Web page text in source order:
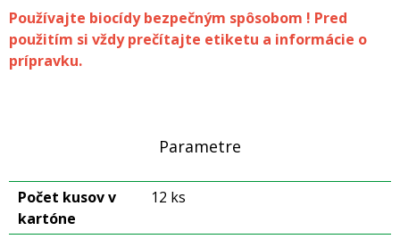
Používajte biocídy bezpečným spôsobom ! Pred
použitím si vždy prečítajte etiketu a informácie o
prípravku.
Parametre
Počet kusov v
kartóne
12 ks